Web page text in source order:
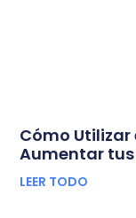
Cómo
Aumentar
LEER TODO